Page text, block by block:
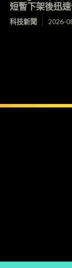
短暫下架後迅
科技新聞 2026-